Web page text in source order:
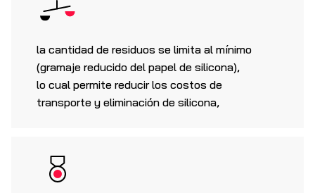
la cantidad de residuos se limita al mínimo
(gramaje reducido del papel de silicona),
lo cual permite reducir los costos de
transporte y eliminación de silicona,